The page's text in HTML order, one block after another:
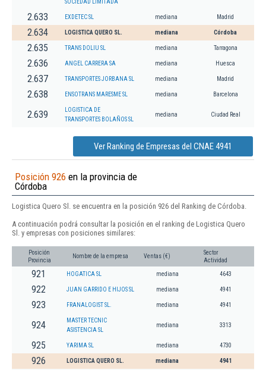
SOCIEDAD LIMITADA
2.633 EXDETEC SL mediana Madrid
2.634 LOGISTICA QUERO SL. mediana Córdoba
2.635 TRANS DOLIU SL mediana Tarragona
2.636 ANGEL CARRERA SA mediana Huesca
2.637 TRANSPORTES JORBANA SL mediana Madrid
2.638 ENSOTRANS MARESME SL mediana Barcelona
2.639
LOGISTICA DE
TRANSPORTES BOLAÑOS SL
mediana Ciudad Real
Ver Ranking de Empresas del CNAE 4941
Posición 926 en la provincia de
Córdoba
Logistica Quero Sl. se encuentra en la posición 926 del Ranking de Córdoba.
A continuación podrá consultar la posición en el ranking de Logistica Quero
Sl. y empresas con posiciones similares:
Posición
Provincia
Nombre de la empresa Ventas (€)
Sector
Actividad
921 HOGATICA SL mediana 4643
922 JUAN GARRIDO E HIJOS SL mediana 4941
923 FRANALOGIST SL. mediana 4941
924
MASTER TECNIC
ASISTENCIA SL
mediana 3313
925 YARIMA SL mediana 4730
926 LOGISTICA QUERO SL. mediana 4941